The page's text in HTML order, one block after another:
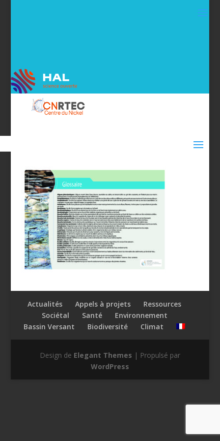
Actualités Appels à projets
Ressources
Sociétal
Santé
Environnement
Bassin Versant
Biodiversité Climat
Design de Elegant Themes | Propulsé par
WordPress